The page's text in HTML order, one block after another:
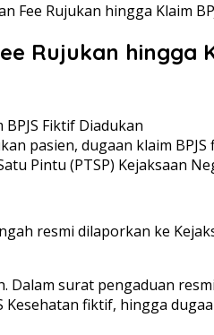
Fee Rujukan hingga Klaim
Rujukan hingga
pasien, dugaan klaim
Pintu (PTSP) Kejaksaan
resmi dilaporkan ke
surat pengaduan
fiktif, hingga